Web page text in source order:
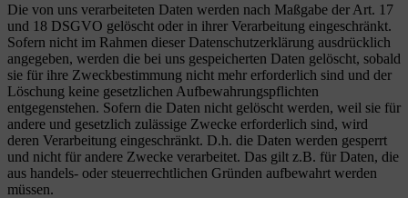
Die von uns verarbeiteten Daten werden nach Maßgabe der Art. 17
und 18 DSGVO gelöscht oder in ihrer Verarbeitung eingeschränkt.
Sofern nicht im Rahmen dieser Datenschutzerklärung ausdrücklich
angegeben, werden die bei uns gespeicherten Daten gelöscht, sobald
sie für ihre Zweckbestimmung nicht mehr erforderlich sind und der
Löschung keine gesetzlichen Aufbewahrungspflichten
entgegenstehen. Sofern die Daten nicht gelöscht werden, weil sie für
andere und gesetzlich zulässige Zwecke erforderlich sind, wird
deren Verarbeitung eingeschränkt. D.h. die Daten werden gesperrt
und nicht für andere Zwecke verarbeitet. Das gilt z.B. für Daten, die
aus handels- oder steuerrechtlichen Gründen aufbewahrt werden
müssen.